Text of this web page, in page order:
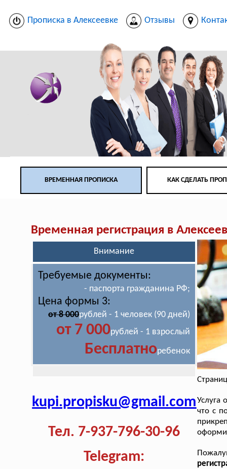
Прописка в Алексеевке Отзывы
ВРЕМЕННАЯ ПРОПИСКА КАК СДЕЛАТЬ
Временная регистрация в
Внимание
Требуемые документы:
- паспорта гражданина РФ;
Цена формы 3:
от 8 000рублей - 1 человек (90 дней)
от 7 000рублей - 1 взрослый
Бесплатноребенок
kupi.propisku@gmail.com
Тел. 7-937-796-30-96
Telegram:
Услуга
что с